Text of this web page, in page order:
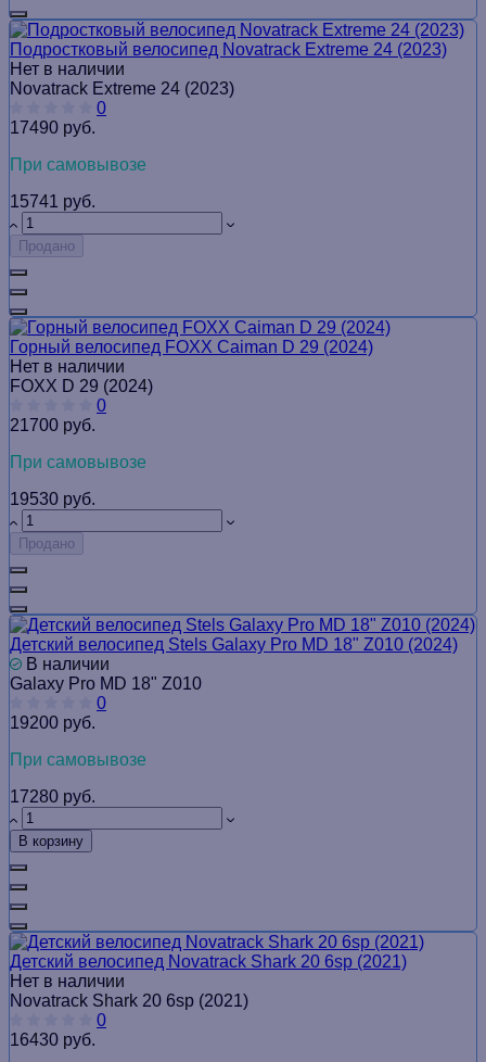
Подростковый велосипед Novatrack Extreme 24 (2023)
Нет в наличии
Novatrack Extreme 24 (2023)
0
17490 руб.
При самовывозе
15741 руб.
Продано
Горный велосипед FOXX Caiman D 29 (2024)
Нет в наличии
FOXX D 29 (2024)
0
21700 руб.
При самовывозе
19530 руб.
Продано
Детский велосипед Stels Galaxy Pro MD 18" Z010 (2024)
В наличии
Galaxy Pro MD 18" Z010
0
19200 руб.
При самовывозе
17280 руб.
В корзину
Детский велосипед Novatrack Shark 20 6sp (2021)
Нет в наличии
Novatrack Shark 20 6sp (2021)
0
16430 руб.